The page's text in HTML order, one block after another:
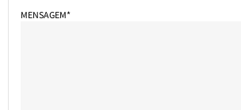
MENSAGEM*